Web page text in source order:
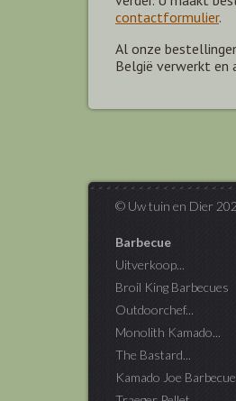
contactformulier.
Al onze
België verwerkt en
© Uw tuin en Dier
Barbecue
Uitverkoop...
Broil King Barbecues
Outdoorchef...
Monolith Kamado...
The Bastard...
Kamado Joe Barbecue